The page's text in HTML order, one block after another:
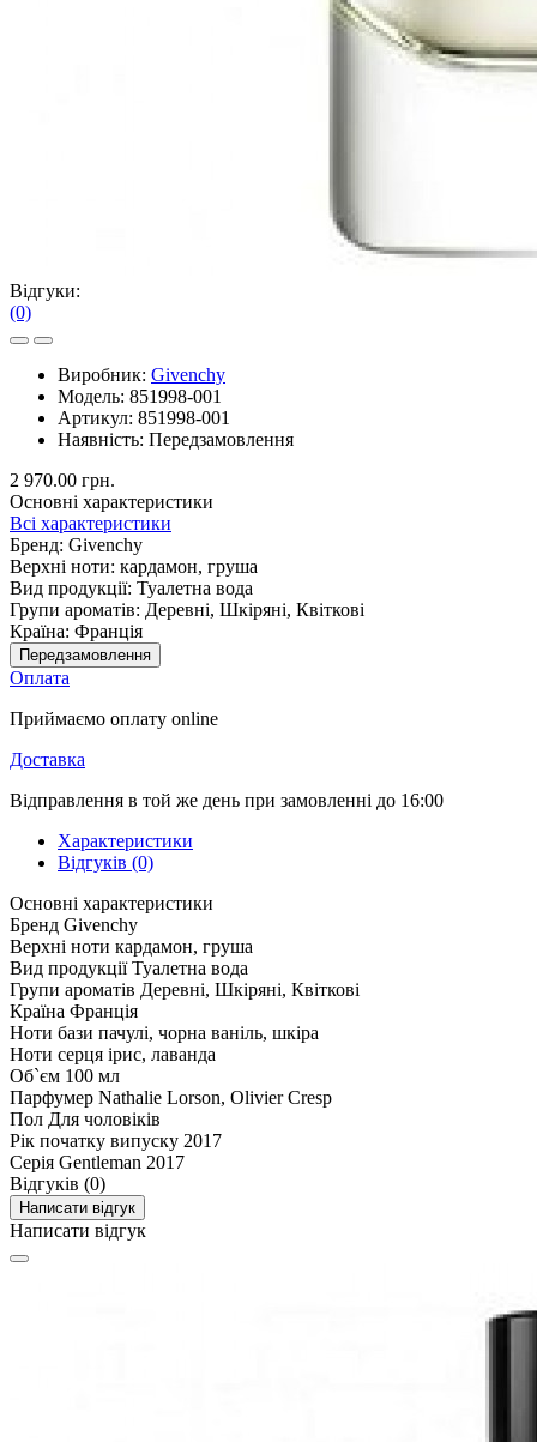
Відгуки:
(0)
Виробник: Givenchy
Модель: 851998-001
Артикул: 851998-001
Наявність: Передзамовлення
2 970.00 грн.
Основні характеристики
Всі характеристики
Бренд: Givenchy
Верхні ноти: кардамон, груша
Вид продукції: Туалетна вода
Групи ароматів: Деревні, Шкіряні, Квіткові
Країна: Франція
Передзамовлення
Оплата
Приймаємо оплату online
Доставка
Відправлення в той же день при замовленні до 16:00
Характеристики
Відгуків (0)
Основні характеристики
Бренд Givenchy
Верхні ноти кардамон, груша
Вид продукції Туалетна вода
Групи ароматів Деревні, Шкіряні, Квіткові
Країна Франція
Ноти бази пачулі, чорна ваніль, шкіра
Ноти серця ірис, лаванда
Об`єм 100 мл
Парфумер Nathalie Lorson, Olivier Cresp
Пол Для чоловіків
Рік початку випуску 2017
Серія Gentleman 2017
Відгуків (0)
Написати відгук
Написати відгук